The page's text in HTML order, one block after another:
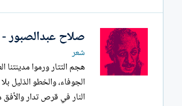
صلاح عبدالصبور -
شعر
هجم التتار ورموا مدينتنا
الجوفاء، والخطو
النار في قرص تدار